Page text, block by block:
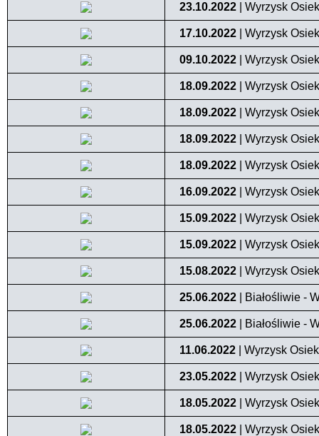
23.10.2022 | Wyrzysk
17.10.2022 | Wyrzysk
09.10.2022 | Wyrzysk
18.09.2022 | Wyrzysk
18.09.2022 | Wyrzysk
18.09.2022 | Wyrzysk
18.09.2022 | Wyrzysk
16.09.2022 | Wyrzysk
15.09.2022 | Wyrzysk
15.09.2022 | Wyrzysk
15.08.2022 | Wyrzysk
25.06.2022 | Białośliwie -
25.06.2022 | Białośliwie -
11.06.2022 | Wyrzysk
23.05.2022 | Wyrzysk
18.05.2022 | Wyrzysk
18.05.2022 | Wyrzysk